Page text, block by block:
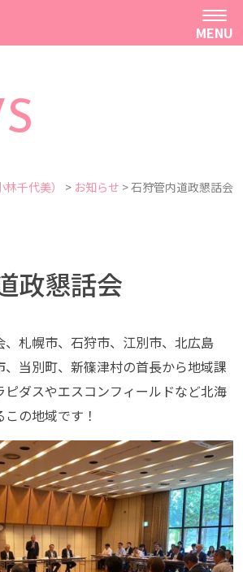
MENU
千代美） > お知らせ >石狩管内道政懇話会
政懇話会
札幌市、石狩市、江別市、北広島
当別町、新篠津村の首長から地域課
ダスやエスコンフィールドなど北海
の地域です！